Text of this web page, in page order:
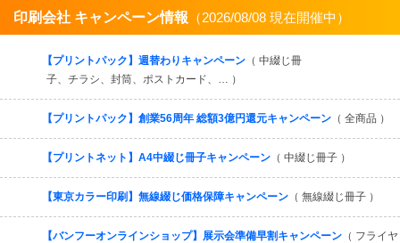
印刷会社 キャンペーン情報 （2026/08/08 現在開催中）
【プリントパック】週替わりキャンペーン （ 中綴じ冊
子、チラシ、封筒、ポストカード、… ）
【プリントパック】創業56周年 総額3億円還元キャンペーン （ 全商品 ）
【プリントネット】A4中綴じ冊子キャンペーン （ 中綴じ冊子 ）
【東京カラー印刷】無線綴じ価格保障キャンペーン （ 無線綴じ冊子 ）
【バンフーオンラインショップ】展示会準備早割キャンペーン （ フライヤ